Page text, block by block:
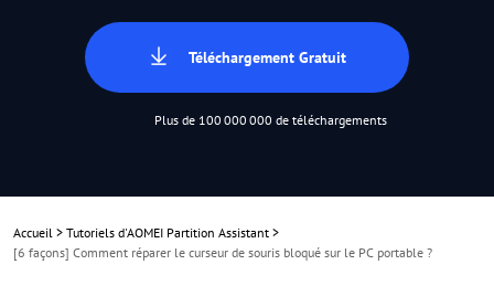
Téléchargement Gratuit
Plus de 100 000 000 de téléchargements
Accueil > Tutoriels d'AOMEI Partition Assistant >
[6 façons] Comment réparer le curseur de souris bloqué sur le PC portable ?